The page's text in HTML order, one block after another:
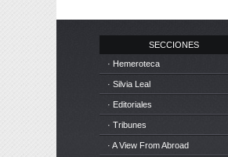
SECCIONES
· Hemeroteca
· Silvia Leal
· Editoriales
· Tribunes
· A View From Abroad